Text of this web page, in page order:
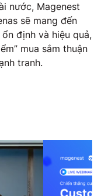
nước, Magenest
sẽ mang đến
định và hiệu quả,
mua sắm thuận
tranh.